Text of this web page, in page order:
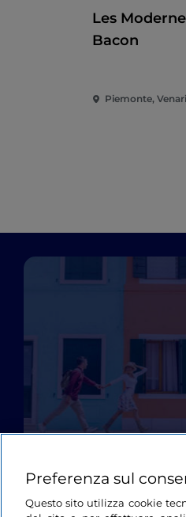
Les
Bacon
Piemonte,
Preferenza sul
Questo sito utilizza cookie